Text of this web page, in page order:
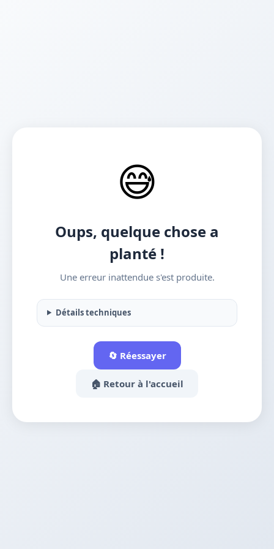
😅
Oups, quelque chose a
planté !
Une erreur inattendue s'est produite.
Détails techniques
🔄 Réessayer
🏠 Retour à l'accueil